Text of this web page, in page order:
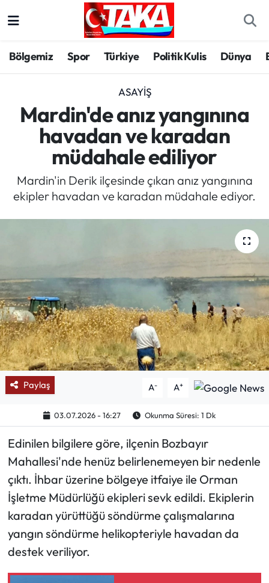
Bölgemiz Spor Türkiye Politik Kulis Dünya
ASAYIŞ
Mardin'de anız yangınına
havadan ve karadan
müdahale ediliyor
Mardin'in Derik ilçesinde çıkan anız yangınına
ekipler havadan ve karadan müdahale ediyor.
Paylaş A- A+
03.07.2026 - 16:27 Okunma Süresi: 1 Dk
Edinilen bilgilere göre, ilçenin Bozbayır
Mahallesi'nde henüz belirlenemeyen bir nedenle
çıktı. İhbar üzerine bölgeye itfaiye ile Orman
İşletme Müdürlüğü ekipleri sevk edildi. Ekiplerin
karadan yürüttüğü söndürme çalışmalarına
yangın söndürme helikopteriyle havadan da
destek veriliyor.
Spor
Türkiye
Kültür/Sanat
Politika
Politik Kulis
Mektup Galeri
Röportaj
Manşet
Köşe Yazıları
Karikatür Galeri
BIK
ASTROLOJİ
Spor Yazıları
Mektup Galeri
Trabzon Hava Durumu
Trabzon Trafik Yoğunluk Haritası
Süper Lig Puan Durumu ve Fikstür
Tüm Manşetler
Son Dakika Haberleri